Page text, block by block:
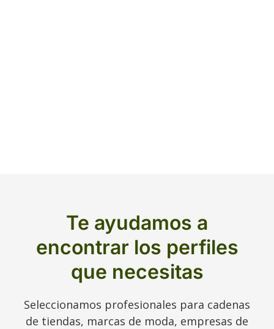
Te ayudamos a
encontrar los perfiles
que necesitas
Seleccionamos profesionales para cadenas
de tiendas, marcas de moda, empresas de